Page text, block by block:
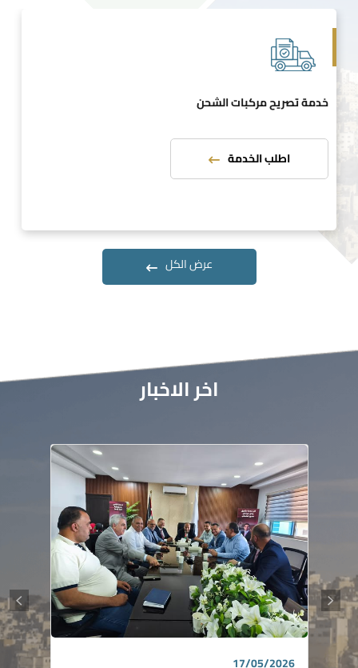
خدمة تصريح مركبات الشحن
اطلب الخدمة
عرض الكل
اخر الاخبار
17/05/2026